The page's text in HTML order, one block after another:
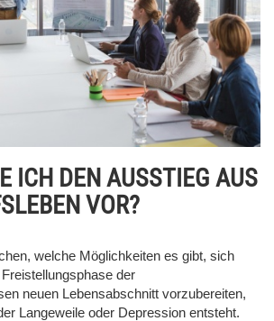
ICH DEN AUSSTIEG AUS
VOR?
welche Möglichkeiten es gibt, sich
der
neuen Lebensabschnitt vorzubereiten,
Langeweile oder Depression entsteht.